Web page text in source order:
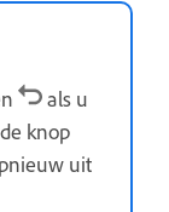
als u
knop
uit